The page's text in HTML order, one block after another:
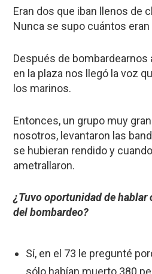
Eran dos que iban llenos de
Nunca se supo cuántos
Después de bombardearnos
en la plaza nos llegó la voz
los marinos.
Entonces, un grupo muy
nosotros, levantaron las
se hubieran rendido y
ametrallaron.
¿Tuvo oportunidad de hablar
del bombardeo?
Sí, en el 73 le pregunté
sólo habían muerto 380